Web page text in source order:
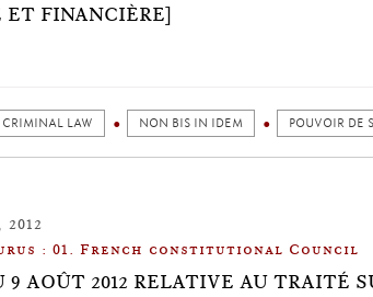
ET FINANCIÈRE]
CRIMINAL LAW NON BIS IN IDEM POUVOIR DE
: 01. French constitutional Council
9 AOÛT 2012 RELATIVE AU TRAITÉ